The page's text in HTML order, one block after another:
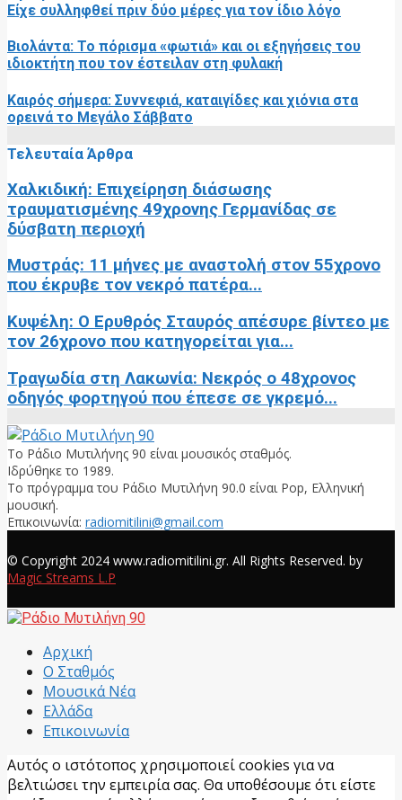
Είχε συλληφθεί πριν δύο μέρες για τον ίδιο λόγο
Βιολάντα: Το πόρισμα «φωτιά» και οι εξηγήσεις του
ιδιοκτήτη που τον έστειλαν στη φυλακή
Καιρός σήμερα: Συννεφιά, καταιγίδες και χιόνια στα
ορεινά το Μεγάλο Σάββατο
Τελευταία Άρθρα
Χαλκιδική: Επιχείρηση διάσωσης
τραυματισμένης 49χρονης Γερμανίδας σε
δύσβατη περιοχή
Μυστράς: 11 μήνες με αναστολή στον 55χρονο
που έκρυβε τον νεκρό πατέρα...
Κυψέλη: Ο Ερυθρός Σταυρός απέσυρε βίντεο με
τον 26χρονο που κατηγορείται για...
Τραγωδία στη Λακωνία: Νεκρός ο 48χρονος
οδηγός φορτηγού που έπεσε σε γκρεμό...
Το Ράδιο Μυτιλήνης 90 είναι μουσικός σταθμός.
Ιδρύθηκε το 1989.
Το πρόγραμμα του Ράδιο Μυτιλήνη 90.0 είναι Pop, Ελληνική
μουσική.
Επικοινωνία: radiomitilini@gmail.com
© Copyright 2024 www.radiomitilini.gr. All Rights Reserved. by
Magic Streams L.P
Αρχική
Ο Σταθμός
Μουσικά Νέα
Ελλάδα
Επικοινωνία
Αυτός ο ιστότοπος χρησιμοποιεί cookies για να
βελτιώσει την εμπειρία σας. Θα υποθέσουμε ότι είστε